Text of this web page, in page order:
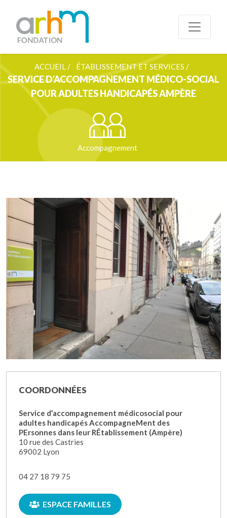
ACCUEIL / ÉTABLISSEMENT ET SERVICES /
SERVICE D’ACCOMPAGNEMENT MÉDICO-SOCIAL
POUR ADULTES HANDICAPÉS AMPÈRE
Accompagnement
COORDONNÉES
Service d’accompagnement médicosocial pour
adultes handicapés AccompagneMent des
PErsonnes dans leur RÉtablissement (Ampère)
10 rue des Castries
69002 Lyon
04 27 18 79 75
ESPACE FAMILLES